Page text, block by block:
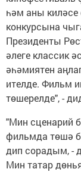
һәм аны киләсе
конкурсына
Президенты
әлеге классик
әһәмиятен
ителде. Фильм
төшерелде", -
"Мин сценарий
фильмда төшә
дип сорадым, -
Мин татар